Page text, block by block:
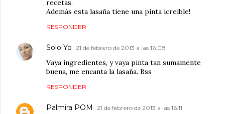
recetas.
Además esta lasaña tiene una pinta icreible!
RESPONDER
Solo Yo 21 de febrero de 2013 a las 16:08
Vaya ingredientes, y vaya pinta tan sumamente
buena, me encanta la lasaña. Bss
RESPONDER
Palmira POM 21 de febrero de 2013 a las 16:11